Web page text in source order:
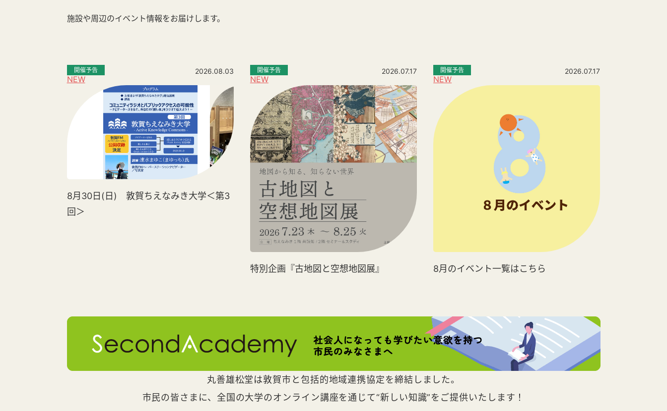
施設や周辺のイベント情報をお届けします。
NEW
開催予告 2026.08.03
8月30日(日) 敦賀ちえなみき大学＜第3
回＞
NEW
開催予告 2026.07.17
特別企画『古地図と空想地図展』
NEW
開催予告 2026.07.17
8月のイベント一覧はこちら
丸善雄松堂は敦賀市と包括的地域連携協定を締結しました。
市民の皆さまに、全国の大学のオンライン講座を通じて“新しい知識”をご提供いたします！